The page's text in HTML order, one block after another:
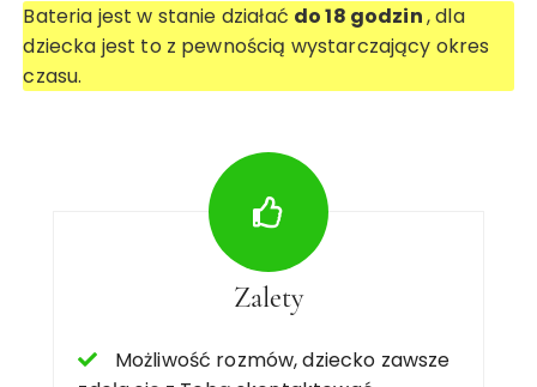
Bateria jest w stanie działać do 18 godzin, dla
dziecka jest to z pewnością wystarczający okres
czasu.
Zalety
Możliwość rozmów, dziecko zawsze